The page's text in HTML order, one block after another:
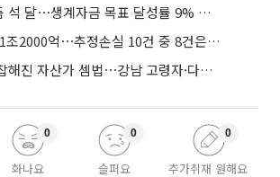
미소금융 신상품 석 달⋯생계자금 목표 달성률 9% 그쳐
회수 포기한 돈 1조2000억⋯추정손실 10건 중 8건은 기업대출
세제 개편에 복잡해진 자산가 셈법⋯강남 고령자·다주택자 ‘자산재편 고심’
화나요
0
슬퍼요
0
추가취재 원해요
0